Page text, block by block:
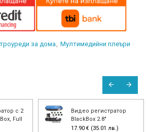
за дома Мултимедийни плеъри
с 2
Full
Видео регистратор
BlackBox 2.8"
17.90 € (35.01 лв.)